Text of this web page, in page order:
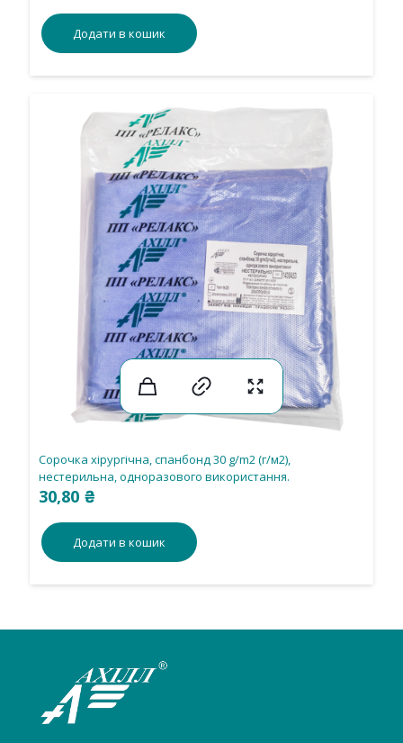
Додати в кошик
Сорочка хірургічна, спанбонд 30 g/m2 (г/м2),
нестерильна, одноразового використання.
30,80 ₴
Додати в кошик